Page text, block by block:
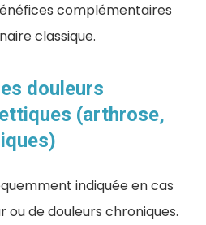
complémentaires
classique.
douleurs
(arthrose,
indiquée en cas
ou de douleurs chroniques.